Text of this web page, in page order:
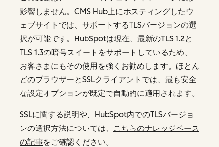
影響しません。CMS Hub上にホスティングしたウ
ェブサイトでは、サポートするTLSバージョンの選
択が可能です。HubSpotは現在、最新のTLS 1.2と
TLS 1.3の暗号スイートをサポートしているため、
お客さまにもその使用を強くお勧めします。ほとん
どのブラウザーとSSLクライアントでは、最も安全
な設定オプションが既定で自動的に適用されます。
SSLに関する説明や、HubSpot内でのTLSバージョ
ンの選択方法については、
こちらのナレッジベース
の記事をご確認ください。